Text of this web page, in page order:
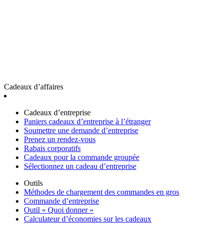
Cadeaux d’affaires
Cadeaux d’entreprise
Paniers cadeaux d’entreprise à l’étranger
Soumettre une demande d’entreprise
Prenez un rendez-vous
Rabais corporatifs
Cadeaux pour la commande groupée
Sélectionnez un cadeau d’entreprise
Outils
Méthodes de chargement des commandes en gros
Commande d’entreprise
Outil « Quoi donner »
Calculateur d’économies sur les cadeaux